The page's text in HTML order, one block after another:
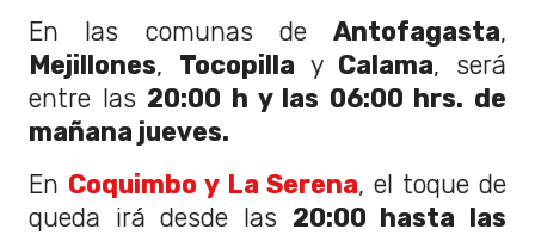
En las comunas de Antofagasta,
Mejillones, Tocopilla y Calama, será
entre las 20:00 h y las 06:00 hrs. de
mañana jueves.
En Coquimbo y La Serena, el toque de
queda irá desde las 20:00 hasta las